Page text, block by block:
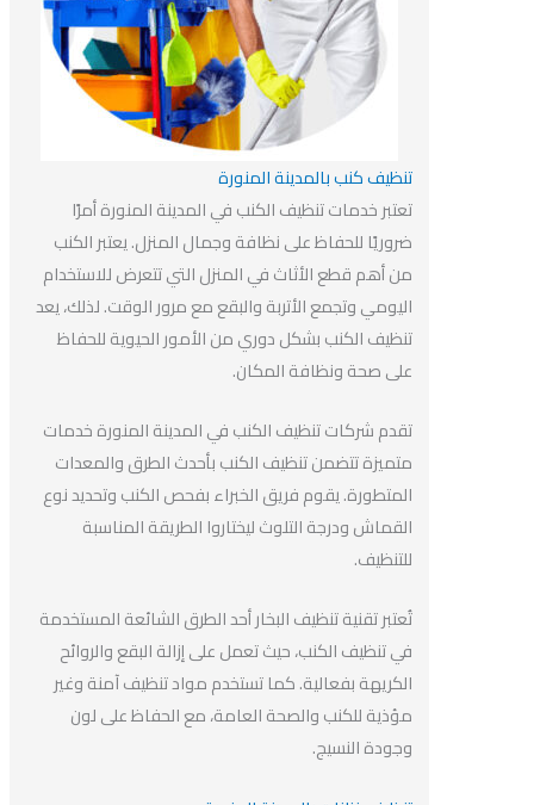
تنظيف كنب بالمدينة المنورة
تعتبر خدمات تنظيف الكنب في المدينة المنورة أمرًا
ضروريًا للحفاظ على نظافة وجمال المنزل. يعتبر الكنب
من أهم قطع الأثاث في المنزل التي تتعرض للاستخدام
اليومي وتجمع الأتربة والبقع مع مرور الوقت. لذلك، يعد
تنظيف الكنب بشكل دوري من الأمور الحيوية للحفاظ
على صحة ونظافة المكان.
تقدم شركات تنظيف الكنب في المدينة المنورة خدمات
متميزة تتضمن تنظيف الكنب بأحدث الطرق والمعدات
المتطورة. يقوم فريق الخبراء بفحص الكنب وتحديد نوع
القماش ودرجة التلوث ليختاروا الطريقة المناسبة
للتنظيف.
تُعتبر تقنية تنظيف البخار أحد الطرق الشائعة المستخدمة
في تنظيف الكنب، حيث تعمل على إزالة البقع والروائح
الكريهة بفعالية. كما تستخدم مواد تنظيف آمنة وغير
مؤذية للكنب والصحة العامة، مع الحفاظ على لون
وجودة النسيج.